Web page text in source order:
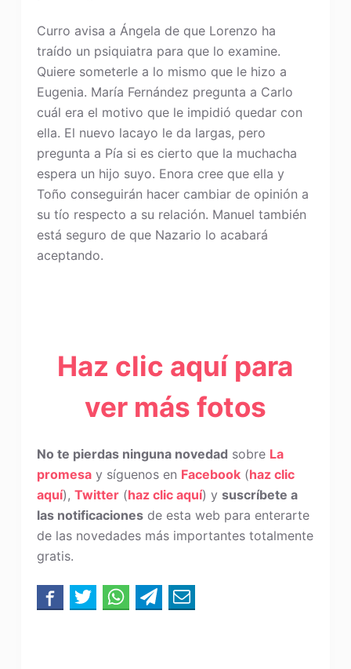
Curro avisa a Ángela de que Lorenzo ha
traído un psiquiatra para que lo examine.
Quiere someterle a lo mismo que le hizo a
Eugenia. María Fernández pregunta a Carlo
cuál era el motivo que le impidió quedar con
ella. El nuevo lacayo le da largas, pero
pregunta a Pía si es cierto que la muchacha
espera un hijo suyo. Enora cree que ella y
Toño conseguirán hacer cambiar de opinión a
su tío respecto a su relación. Manuel también
está seguro de que Nazario lo acabará
aceptando.
Haz clic aquí para
ver más fotos
No te pierdas ninguna novedad sobre La
promesay síguenos en Facebook(haz clic
aquí), Twitter(haz clic aquí) y suscríbete a
las notificacionesde esta web para enterarte
de las novedades más importantes totalmente
gratis.